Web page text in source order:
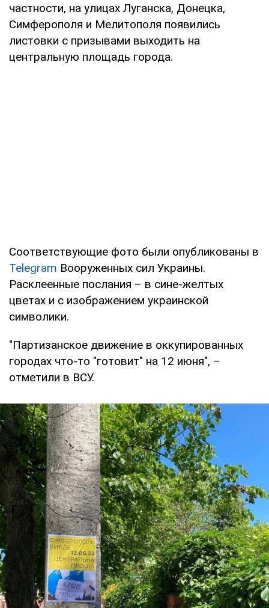
частности, на улицах Луганска, Донецка,
Симферополя и Мелитополя появились
листовки с призывами выходить на
центральную площадь города.
Соответствующие фото были опубликованы в
Telegram Вооруженных сил Украины.
Расклеенные послания – в сине-желтых
цветах и с изображением украинской
символики.
"Партизанское движение в оккупированных
городах что-то "готовит" на 12 июня", –
отметили в ВСУ.